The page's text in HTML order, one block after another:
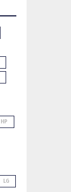
HP
LG